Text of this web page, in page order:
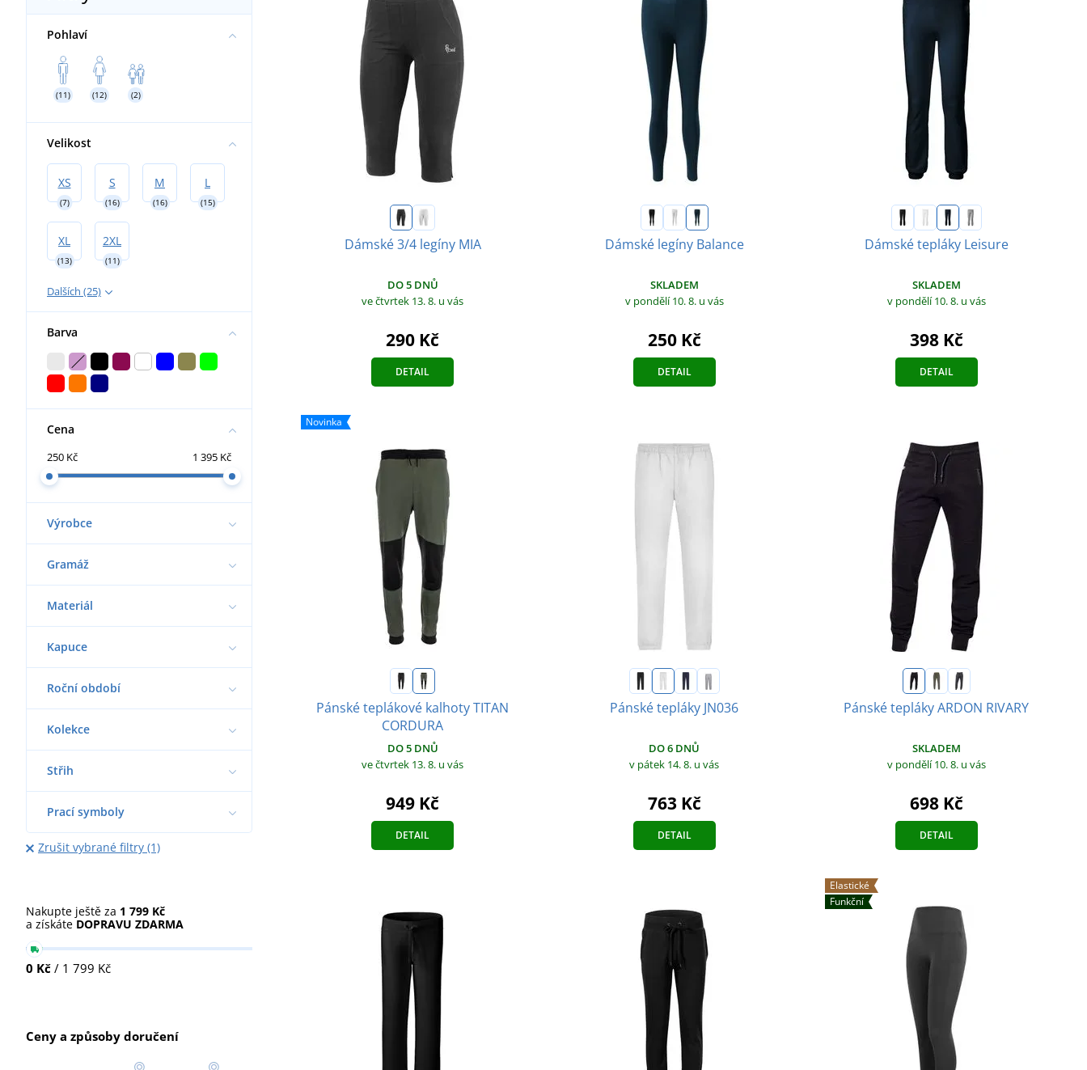
Pohlaví
(11) (12) (2)
Velikost
XS
(7)
S
(16)
M
(16)
L
(15)
XL
(13)
2XL
(11)
Dalších (25)
Barva
Cena
250 Kč 1 395 Kč
Výrobce
Gramáž
Materiál
Kapuce
Roční období
Kolekce
Střih
Prací symboly
Zrušit vybrané filtry (1)
Nakupte ještě za 1 799 Kč
a získáte DOPRAVU ZDARMA
0 Kč / 1 799 Kč
Ceny a způsoby doručení
Dámské 3/4 legíny MIA
DO 5 DNŮ
ve čtvrtek 13. 8. u vás
290 Kč
DETAIL
Dámské legíny Balance
SKLADEM
v pondělí 10. 8. u vás
250 Kč
DETAIL
Dámské tepláky Leisure
SKLADEM
v pondělí 10. 8. u vás
398 Kč
DETAIL
Novinka
Pánské teplákové kalhoty TITAN
CORDURA
DO 5 DNŮ
ve čtvrtek 13. 8. u vás
949 Kč
DETAIL
Pánské tepláky JN036
DO 6 DNŮ
v pátek 14. 8. u vás
763 Kč
DETAIL
Pánské tepláky ARDON RIVARY
SKLADEM
v pondělí 10. 8. u vás
698 Kč
DETAIL
Elastické
Funkční